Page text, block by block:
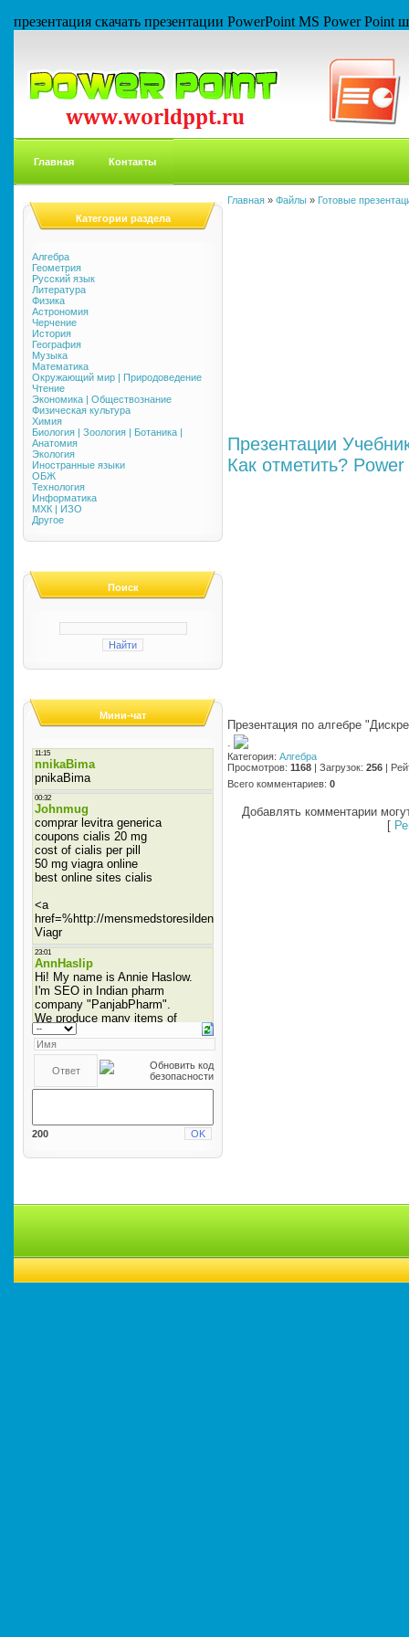
презентация скачать презентации PowerPoint MS Power
Главная Контакты
Категории раздела
Алгебра
Геометрия
Русский язык
Литература
Физика
Астрономия
Черчение
История
География
Музыка
Математика
Окружающий мир | Природоведение
Чтение
Экономика | Обществознание
Физическая культура
Химия
Биология | Зоология | Ботаника |
Анатомия
Экология
Иностранные языки
ОБЖ
Технология
Информатика
МХК | ИЗО
Другое
Поиск
Мини-чат
200
Главная » Файлы » Готовые
Презентации
Как отметить?
Презентация по алгебре
·
Категория: Алгебра
Просмотров: 1168 | Загрузок: 256 |
Всего комментариев: 0
Добавлять комментарии
[